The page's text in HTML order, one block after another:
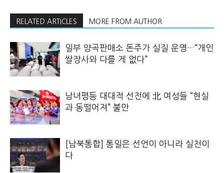
RELATED ARTICLES MORE FROM AUTHOR
일부 양곡판매소 돈주가 실질 운영…“개인
쌀장사와 다를 게 없다”
남녀평등 대대적 선전에 北 여성들 “현실
과 동떨어져” 불만
[남북통합] 통일은 선언이 아니라 실천이
다